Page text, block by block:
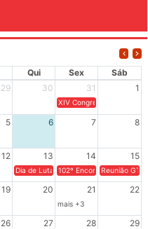
Qui Sex
Sáb
29 30 31 1
XIV Congresso Brasileiro
5 6 7 8
12 13 14 15
Dia de Luta em Defesa de Cuba e da
102º Encontro da
Reunião
19 20 21 22
mais +3
26 27 28 29